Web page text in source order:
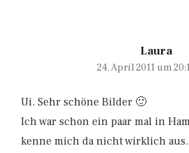
Laura
24. April 2011 um
Ui. Sehr schöne Bilder 🙂
Ich war schon ein paar mal in
kenne mich da nicht wirklich